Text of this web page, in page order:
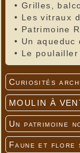
• Grilles,
• Les vitraux
• Patrimoine
• Un aqueduc
• Le poulailler
Curiosités
MOULIN À
Un patrimoine
Faune et flore